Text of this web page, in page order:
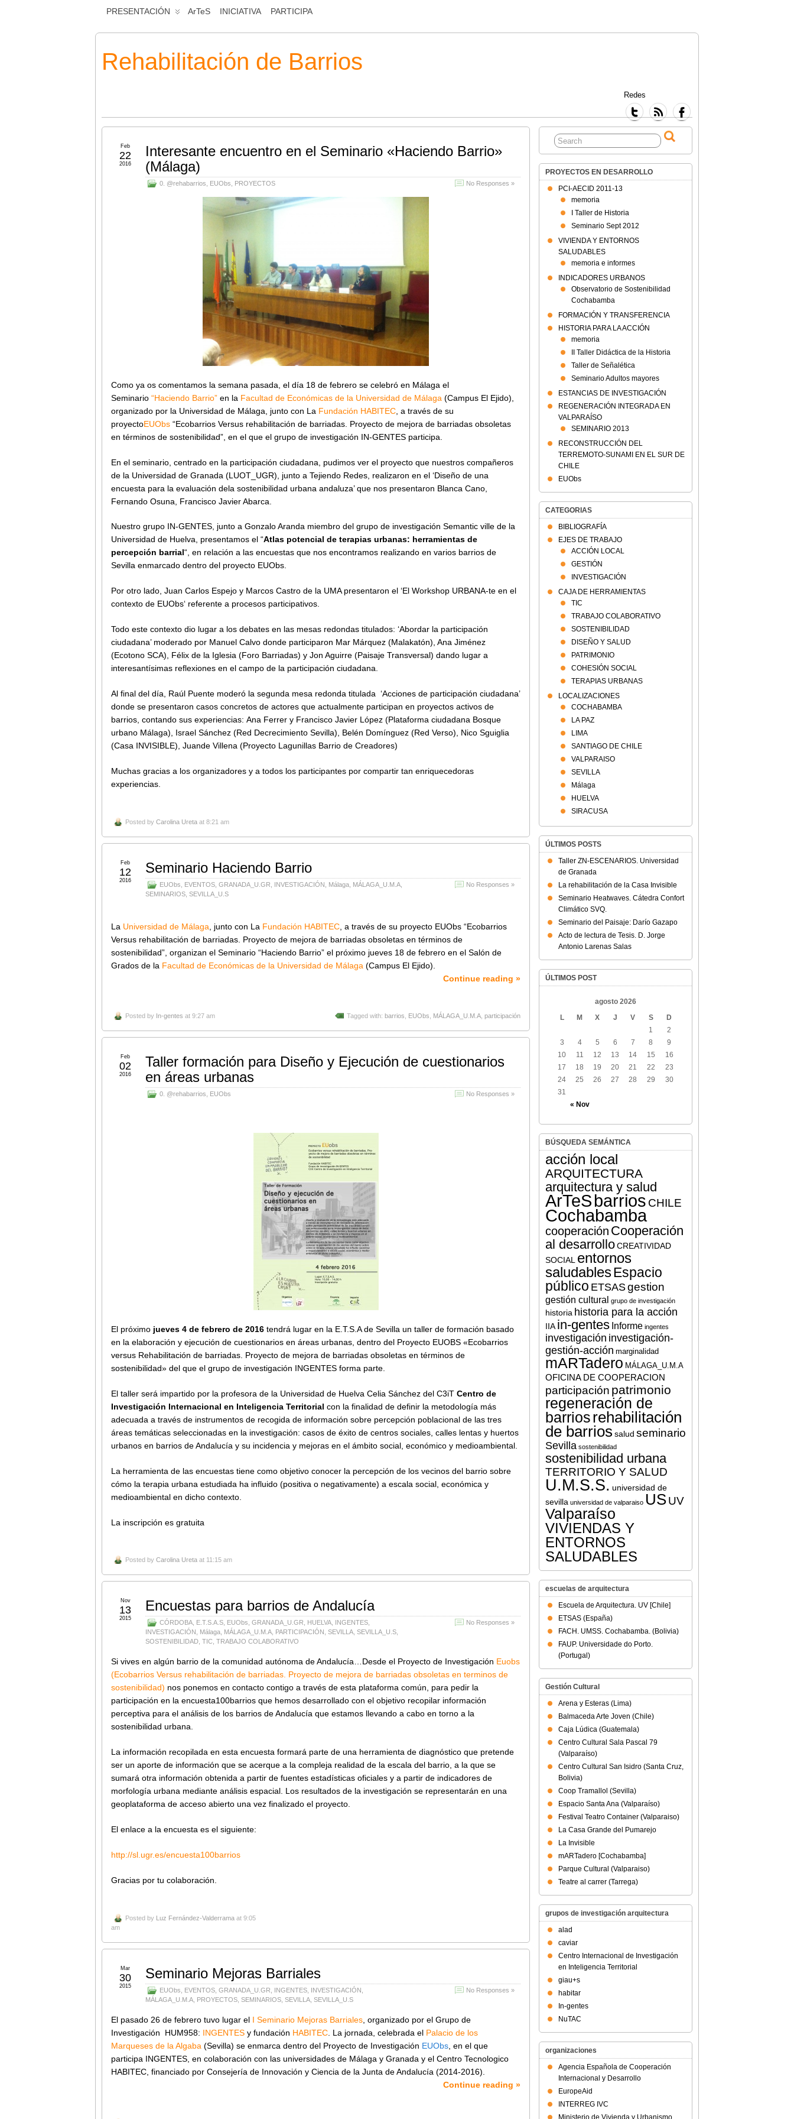
PRESENTACIÓN ArTeS INICIATIVA PARTICIPA
Rehabilitación de Barrios
Redes
Interesante encuentro en el Seminario «Haciendo Barrio»
(Málaga)
0. @rehabarrios EUObs PROYECTOS No Responses »
Feb
22
2016
Como ya os comentamos la semana pasada, el día 18 de febrero se celebró en Málaga el
Seminario “Haciendo Barrio” en la Facultad de Económicas de la Universidad de Málaga (Campus El Ejido),
organizado por la Universidad de Málaga, junto con La Fundación HABITEC , a través de su
proyectoEUObs “Ecobarrios Versus rehabilitación de barriadas. Proyecto de mejora de barriadas obsoletas
en términos de sostenibilidad”, en el que el grupo de investigación IN-GENTES participa.
En el seminario, centrado en la participación ciudadana, pudimos ver el proyecto que nuestros compañeros
de la Universidad de Granada (LUOT_UGR), junto a Tejiendo Redes, realizaron en el ‘Diseño de una
encuesta para la evaluación dela sostenibilidad urbana andaluza’ que nos presentaron Blanca Cano,
Fernando Osuna, Francisco Javier Abarca.
Nuestro grupo IN-GENTES, junto a Gonzalo Aranda miembro del grupo de investigación Semantic ville de la
Universidad de Huelva, presentamos el “Atlas potencial de terapias urbanas: herramientas de
percepción barrial“, en relación a las encuestas que nos encontramos realizando en varios barrios de
Sevilla enmarcado dentro del proyecto EUObs.
Por otro lado, Juan Carlos Espejo y Marcos Castro de la UMA presentaron el ‘El Workshop URBANA-te en el
contexto de EUObs‘ referente a procesos participativos.
Todo este contexto dio lugar a los debates en las mesas redondas titulados: ‘Abordar la participación
ciudadana’ moderado por Manuel Calvo donde participaron Mar Márquez (Malakatón), Ana Jiménez
(Ecotono SCA), Félix de la Iglesia (Foro Barriadas) y Jon Aguirre (Paisaje Transversal) dando lugar a
interesantísimas reflexiones en el campo de la participación ciudadana.
Al final del día, Raúl Puente moderó la segunda mesa redonda titulada ‘Acciones de participación ciudadana’
donde se presentaron casos concretos de actores que actualmente participan en proyectos activos de
barrios, contando sus experiencias: Ana Ferrer y Francisco Javier López (Plataforma ciudadana Bosque
urbano Málaga), Israel Sánchez (Red Decrecimiento Sevilla), Belén Domínguez (Red Verso), Nico Sguiglia
(Casa INVISIBLE), Juande Villena (Proyecto Lagunillas Barrio de Creadores)
Muchas gracias a los organizadores y a todos los participantes por compartir tan enriquecedoras
experiencias.
Posted by Carolina Ureta at 8:21 am
Seminario Haciendo Barrio
EUObs EVENTOS GRANADA_U.GR INVESTIGACIÓN Málaga MÁLAGA_U.M.A
SEMINARIOS SEVILLA_U.S
No Responses »
Feb
12
2016
La Universidad de Málaga , junto con La Fundación HABITEC , a través de su proyecto EUObs “Ecobarrios
Versus rehabilitación de barriadas. Proyecto de mejora de barriadas obsoletas en términos de
sostenibilidad”, organizan el Seminario “Haciendo Barrio” el próximo jueves 18 de febrero en el Salón de
Grados de la Facultad de Económicas de la Universidad de Málaga (Campus El Ejido).
Continue reading »
Posted by In-gentes at 9:27 am Tagged with: barrios EUObs MÁLAGA_U.M.A participación
Taller formación para Diseño y Ejecución de cuestionarios
en áreas urbanas
0. @rehabarrios EUObs No Responses »
Feb
02
2016
El próximo jueves 4 de febrero de 2016 tendrá lugar en la E.T.S.A de Sevilla un taller de formación basado
en la elaboración y ejecución de cuestionarios en áreas urbanas, dentro del Proyecto EUOBS «Ecobarrios
versus Rehabilitación de barriadas. Proyecto de mejora de barriadas obsoletas en términos de
sostenibilidad» del que el grupo de investigación INGENTES forma parte.
El taller será impartido por la profesora de la Universidad de Huelva Celia Sánchez del C3iT Centro de
Investigación Internacional en Inteligencia Territorial con la finalidad de definir la metodología más
adecuada a través de instrumentos de recogida de información sobre percepción poblacional de las tres
áreas temáticas seleccionadas en la investigación: casos de éxito de centros sociales, calles lentas y huertos
urbanos en barrios de Andalucía y su incidencia y mejoras en el ámbito social, económico y medioambiental.
La herramienta de las encuestas tiene como objetivo conocer la percepción de los vecinos del barrio sobre
cómo la terapia urbana estudiada ha influido (positiva o negativamente) a escala social, económica y
medioambiental en dicho contexto.
La inscripción es gratuita
Posted by Carolina Ureta at 11:15 am
Encuestas para barrios de Andalucía
CÓRDOBA, E.T.S.A.S, EUObs, GRANADA_U.GR, HUELVA, INGENTES,
INVESTIGACIÓN , Málaga, MÁLAGA_U.M.A, PARTICIPACIÓN , SEVILLA, SEVILLA_U.S,
SOSTENIBILIDAD, TIC, TRABAJO COLABORATIVO
No Responses »
Nov
13
2015
Si vives en algún barrio de la comunidad autónoma de Andalucía…Desde el Proyecto de Investigación Euobs
(Ecobarrios Versus rehabilitación de barriadas. Proyecto de mejora de barriadas obsoletas en terminos de
sostenibilidad) nos ponemos en contacto contigo a través de esta plataforma común, para pedir la
participación en la encuesta100barrios que hemos desarrollado con el objetivo recopilar información
perceptiva para el análisis de los barrios de Andalucía que estamos llevando a cabo en torno a la
sostenibilidad urbana.
La información recopilada en esta encuesta formará parte de una herramienta de diagnóstico que pretende
ser un aporte de información que se acerque a la compleja realidad de la escala del barrio, a la que se
sumará otra información obtenida a partir de fuentes estadísticas oficiales y a partir de indicadores de
morfología urbana mediante análisis espacial. Los resultados de la investigación se representarán en una
geoplataforma de acceso abierto una vez finalizado el proyecto.
El enlace a la encuesta es el siguiente:
http://sl.ugr.es/encuesta100barrios
Gracias por tu colaboración.
Posted by Luz Fernández-Valderrama at 9:05
am
Seminario Mejoras Barriales
EUObs EVENTOS GRANADA_U.GR INGENTES INVESTIGACIÓN
MÁLAGA_U.M.A PROYECTOS SEMINARIOS SEVILLA SEVILLA_U.S
No Responses »
Mar
30
2015
El pasado 26 de febrero tuvo lugar el I Seminario Mejoras Barriales , organizado por el Grupo de
Investigación HUM958: INGENTES y fundación HABITEC La jornada, celebrada el Palacio de los
Marqueses de la Algaba (Sevilla) se enmarca dentro del Proyecto de Investigación EUObs , en el que
participa INGENTES, en colaboración con las universidades de Málaga y Granada y el Centro Tecnologico
HABITEC, financiado por Consejería de Innovación y Ciencia de la Junta de Andalucía (2014-2016).
Continue reading »
PROYECTOS EN DESARROLLO
PCI-AECID 2011-13
memoria
I Taller de Historia
Seminario Sept 2012
VIVIENDA Y ENTORNOS
SALUDABLES
memoria e informes
INDICADORES URBANOS
Observatorio de Sostenibilidad
Cochabamba
FORMACIÓN Y TRANSFERENCIA
HISTORIA PARA LA ACCIÓN
memoria
II Taller Didáctica de la Historia
Taller de Señalética
Seminario Adultos mayores
ESTANCIAS DE INVESTIGACIÓN
REGENERACIÓN INTEGRADA EN
VALPARAÍSO
SEMINARIO 2013
RECONSTRUCCIÓN DEL
TERREMOTO-SUNAMI EN EL SUR DE
CHILE
EUObs
CATEGORIAS
BIBLIOGRAFÍA
EJES DE TRABAJO
ACCIÓN LOCAL
GESTIÓN
INVESTIGACIÓN
CAJA DE HERRAMIENTAS
TIC
TRABAJO COLABORATIVO
SOSTENIBILIDAD
DISEÑO Y SALUD
PATRIMONIO
COHESIÓN SOCIAL
TERAPIAS URBANAS
LOCALIZACIONES
COCHABAMBA
LA PAZ
LIMA
SANTIAGO DE CHILE
VALPARAISO
SEVILLA
Málaga
HUELVA
SIRACUSA
ÚLTIMOS POSTS
Taller ZN-ESCENARIOS. Universidad
de Granada
La rehabilitación de la Casa Invisible
Seminario Heatwaves. Cátedra Confort
Climático SVQ.
Seminario del Paisaje: Darío Gazapo
Acto de lectura de Tesis. D. Jorge
Antonio Larenas Salas
ÚLTIMOS POST
agosto 2026
L
M X J V S D
« Nov
1
2
3
4 5 6 7 8
9
10
11 12 13 14 15
16
17
18 19 20 21 22
23
24
25 26 27 28 29
30
31
BÚSQUEDA SEMÁNTICA
acción local
ARQUITECTURA
arquitectura y salud
ArTeSbarrios CHILE
Cochabamba
cooperación Cooperación
al desarrolloCREATIVIDAD
SOCIAL entornos
saludablesEspacio
público ETSASgestion
gestión cultural grupo de investigación
historia historia para la acción
IIA in-gentes Informe ingentes
investigación investigación-
gestión-acción marginalidad
mARTadero MÁLAGA_U.M.A
OFICINA DE COOPERACION
participación patrimonio
regeneración de
barriosrehabilitación
de barrios salud seminario
Sevilla sostenibilidad
sostenibilidad urbana
TERRITORIO Y SALUD
U.M.S.S. universidad de
sevilla universidad de valparaiso USUV
Valparaíso
VIVIENDAS Y
ENTORNOS
SALUDABLES
escuelas de arquitectura
Escuela de Arquitectura. UV [Chile]
ETSAS (España)
FACH. UMSS. Cochabamba. (Bolivia)
FAUP. Universidade do Porto.
(Portugal)
Gestión Cultural
Arena y Esteras (Lima)
Balmaceda Arte Joven (Chile)
Caja Lúdica (Guatemala)
Centro Cultural Sala Pascal 79
(Valparaíso)
Centro Cultural San Isidro (Santa Cruz,
Bolivia)
Coop Tramallol (Sevilla)
Espacio Santa Ana (Valparaíso)
Festival Teatro Container (Valparaiso)
La Casa Grande del Pumarejo
La Invisible
mARTadero [Cochabamba]
Parque Cultural (Valparaiso)
Teatre al carrer (Tarrega)
grupos de investigación arquitectura
alad
caviar
Centro Internacional de Investigación
en Inteligencia Territorial
giau+s
habitar
In-gentes
NuTAC
organizaciones
Agencia Española de Cooperación
Internacional y Desarrollo
EuropeAid
INTERREG IVC
Ministerio de Vivienda y Urbanismo